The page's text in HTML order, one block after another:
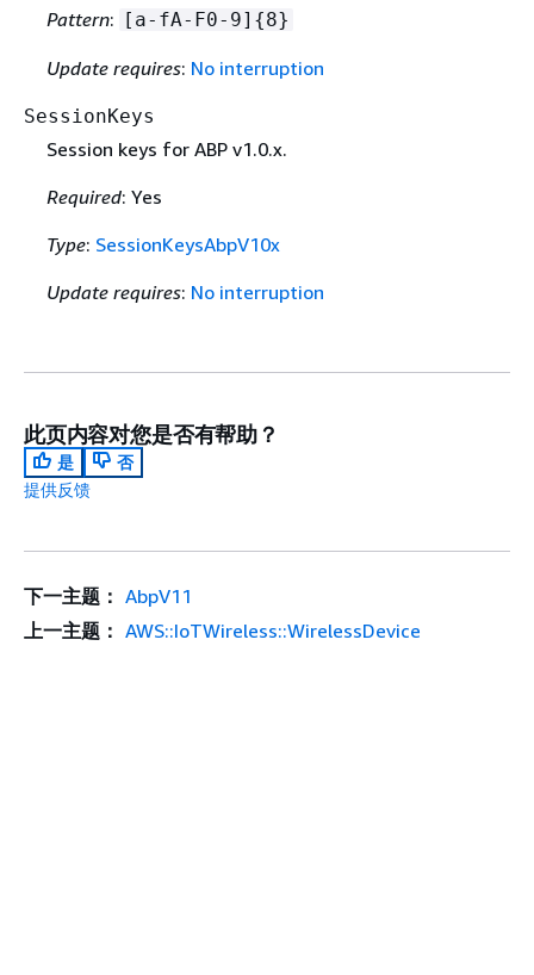
Pattern: [a-fA-F0-9] {8}
Update requires: No interruption
SessionKeys
Session keys for ABP v1.0.x.
Required: Yes
Type: SessionKeysAbpV10x
Update requires: No interruption
此页内容对您是否有帮助？
是
否
提供反馈
下一主题： AbpV11
上一主题： AWS::IoTWireless::WirelessDevice